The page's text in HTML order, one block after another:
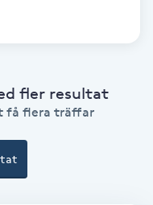
fler resultat
få flera träffar